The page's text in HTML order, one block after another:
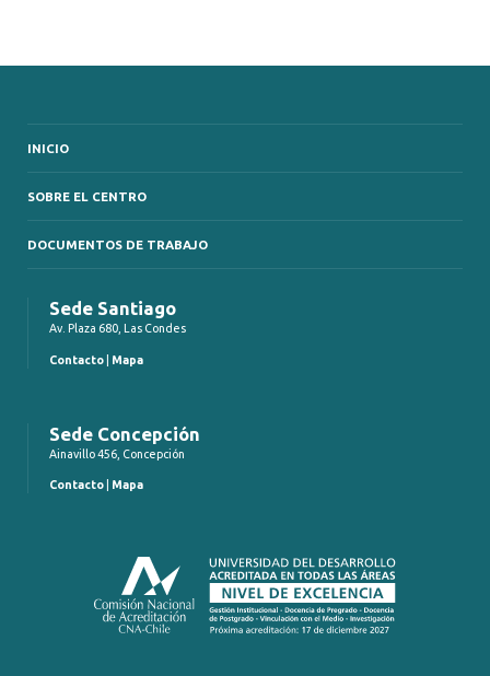
INICIO
SOBRE EL CENTRO
DOCUMENTOS DE TRABAJO
Sede Santiago
Av. Plaza 680, Las Condes
Contacto Mapa
Sede Concepción
Ainavillo 456, Concepción
Contacto Mapa